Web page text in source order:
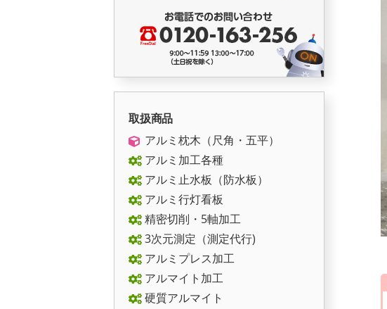
取扱商品
アルミ枕木（尺角・五平）
アルミ加工各種
アルミ止水板（防水板）
アルミ行灯看板
精密切削・5軸加工
3次元測定（測定代行)
アルミプレス加工
アルマイト加工
硬質アルマイト